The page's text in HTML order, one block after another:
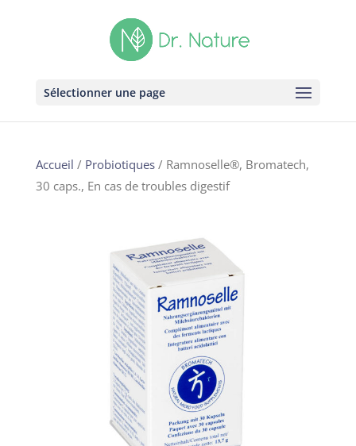
Sélectionner une page
Accueil / Probiotiques/ Ramnoselle®, Bromatech,
30 caps., En cas de troubles digestif